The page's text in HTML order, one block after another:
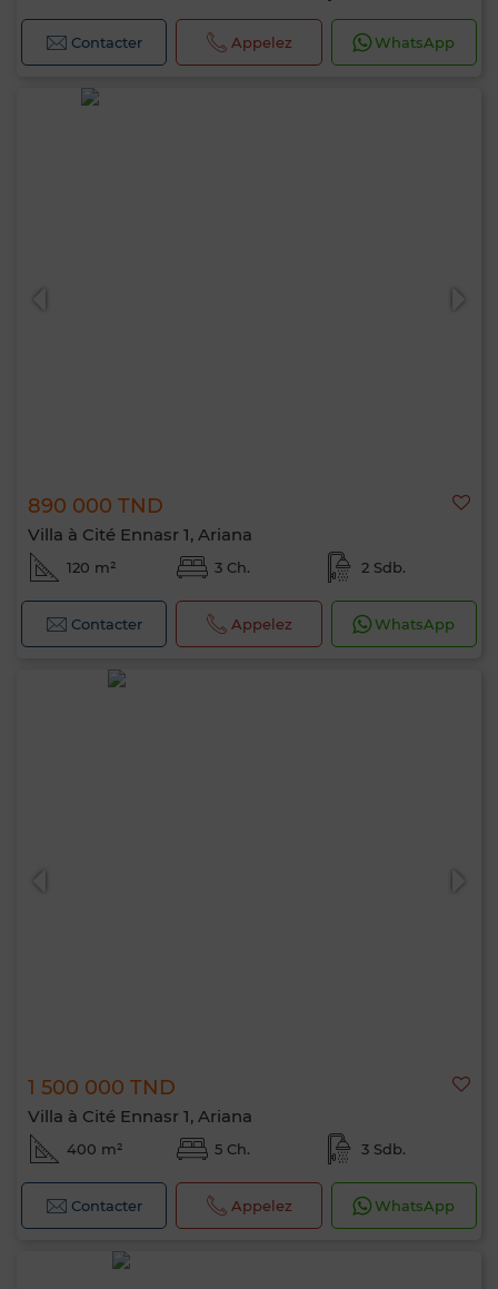
Contacter Appelez WhatsApp
890 000 TND
Villa à Cité Ennasr 1, Ariana
120 m² 3 Ch. 2 Sdb.
Contacter Appelez WhatsApp
1 500 000 TND
Villa à Cité Ennasr 1, Ariana
400 m² 5 Ch. 3 Sdb.
Contacter Appelez WhatsApp